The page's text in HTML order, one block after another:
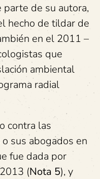
parte de su autora,
hecho de tildar de
en el 2011 –
que
ambiental
radial
contra las
sus abogados en
fue dada por
(Nota 5), y